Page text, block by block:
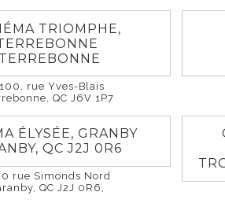
1h 10m Documentaire
touchants, des
provenant de la BAnQ,
de militant·es, le documentaire
au Québec retrace près d’un
ouvrière catholique, la
des cercles d’éducation
TRIOMPHE,
TERREBONNE
rue Yves-Blais
QC J6V 1P7
ÉLYSÉE, GRANBY
QC J2J 0R6
rue Simonds Nord
QC J2J 0R6,